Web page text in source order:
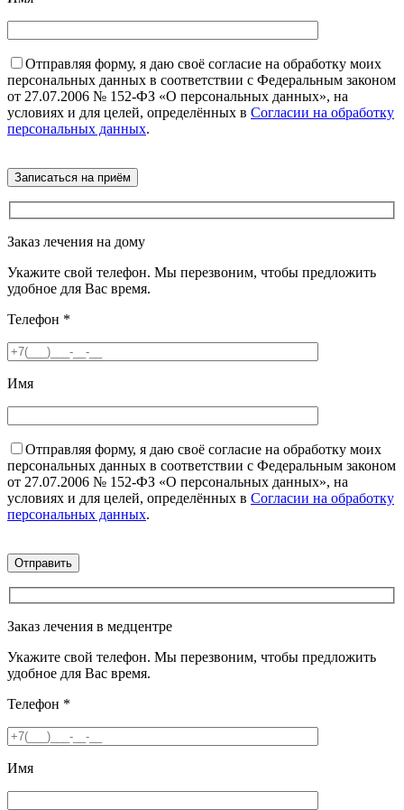
Отправляя форму, я даю своё согласие на обработку моих
персональных данных в соответствии с Федеральным законом
от 27.07.2006 № 152-ФЗ «О персональных данных», на
условиях и для целей, определённых в Согласии на обработку
персональных данных.
Заказ лечения на дому
Укажите свой телефон. Мы перезвоним, чтобы предложить
удобное для Вас время.
Телефон *
Имя
Отправляя форму, я даю своё согласие на обработку моих
персональных данных в соответствии с Федеральным законом
от 27.07.2006 № 152-ФЗ «О персональных данных», на
условиях и для целей, определённых в Согласии на обработку
персональных данных.
Заказ лечения в медцентре
Укажите свой телефон. Мы перезвоним, чтобы предложить
удобное для Вас время.
Телефон *
Имя